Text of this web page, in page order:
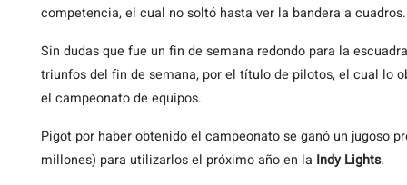
competencia, el cual no soltó hasta ver la bandera a cuadros.
Sin dudas que fue un fin de semana redondo para la
triunfos del fin de semana, por el título de pilotos, el cual lo
el campeonato de equipos.
Pigot por haber obtenido el campeonato se ganó un jugoso
millones) para utilizarlos el próximo año en la Indy Lights.